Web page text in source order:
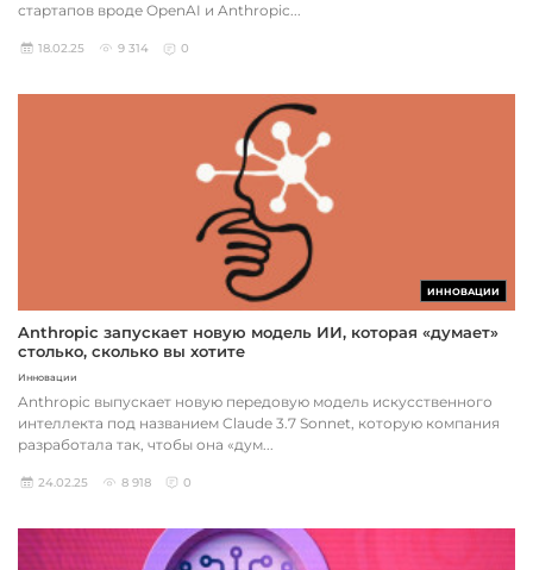
стартапов вроде OpenAI и Anthropic...
18.02.25 9 314 0
ИННОВАЦИИ
Anthropic запускает новую модель ИИ, которая «думает»
столько, сколько вы хотите
Инновации
Anthropic выпускает новую передовую модель искусственного
интеллекта под названием Claude 3.7 Sonnet, которую компания
разработала так, чтобы она «дум...
24.02.25 8 918 0